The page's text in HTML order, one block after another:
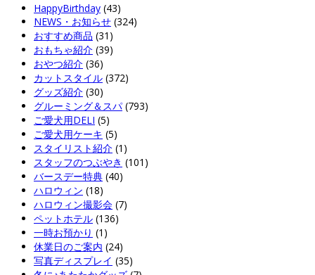
HappyBirthday (43)
NEWS・お知らせ (324)
おすすめ商品 (31)
おもちゃ紹介 (39)
おやつ紹介 (36)
カットスタイル (372)
グッズ紹介 (30)
グルーミング＆スパ (793)
ご愛犬用DELI (5)
ご愛犬用ケーキ (5)
スタイリスト紹介 (1)
スタッフのつぶやき (101)
バースデー特典 (40)
ハロウィン (18)
ハロウィン撮影会 (7)
ペットホテル (136)
一時お預かり (1)
休業日のご案内 (24)
写真ディスプレイ (35)